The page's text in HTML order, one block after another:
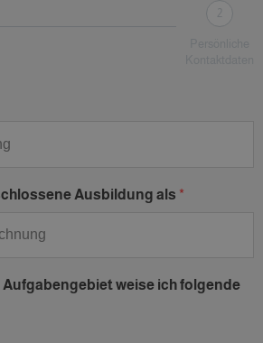
2
Ausbildung als
Aufgabengebiet weise ich folgende